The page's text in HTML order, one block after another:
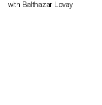
with Balthazar Lovay